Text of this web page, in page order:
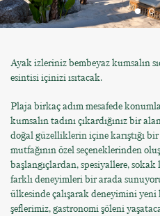
Ayak izleriniz bembeyaz kumsalın
esintisi içinizi ısıtacak.
Plaja birkaç adım mesafede
kumsalın tadını çıkardığınız bir
doğal güzelliklerin içine karıştığı
mutfağının özel seçeneklerinden
başlangıçlardan, spesiyallere,
farklı deneyimleri bir arada
ülkesinde çalışarak deneyimini
şeflerimiz, gastronomi şöleni